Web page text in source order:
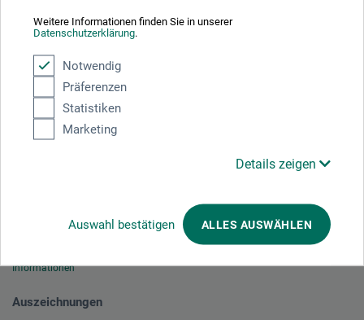
Weitere Informationen finden Sie in unserer
Datenschutzerklärung.
Notwendig
Präferenzen
Statistiken
Marketing
Details zeigen
Auswahl bestätigen ALLES AUSWÄHLEN
Das sagen unsere Kunden
Wir nutzen Trusted Shops als unabhängigen Dienstleister für die Einholung
von Bewertungen. Trusted Shops hat Maßnahmen getroffen, um
Informationen
Auszeichnungen